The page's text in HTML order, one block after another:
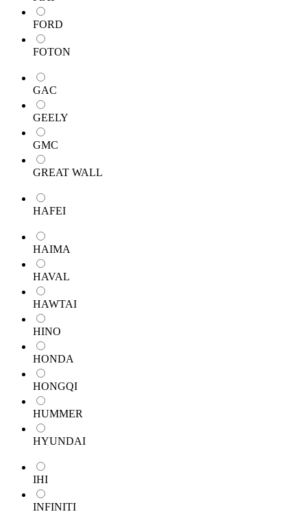
FORD
FOTON
GAC
GEELY
GMC
GREAT WALL
HAFEI
HAIMA
HAVAL
HAWTAI
HINO
HONDA
HONGQI
HUMMER
HYUNDAI
IHI
INFINITI